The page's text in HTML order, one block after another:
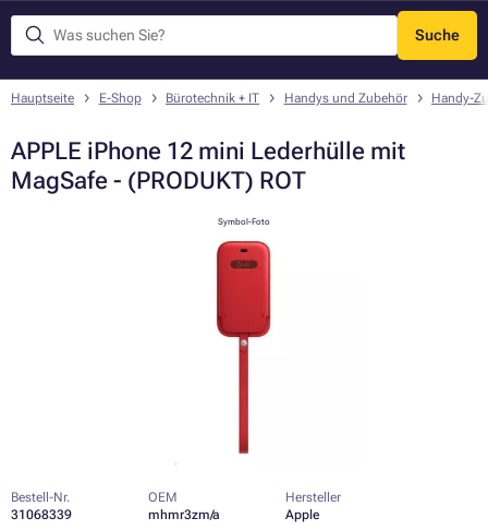
Suche
Menü
Hauptseite E-Shop Bürotechnik + IT Handys und Zubehör Handy-
APPLE iPhone 12 mini Lederhülle mit
MagSafe - (PRODUKT) ROT
Symbol-Foto
Bestell-Nr.
31068339
OEM
mhmr3zm/a
Hersteller
Apple